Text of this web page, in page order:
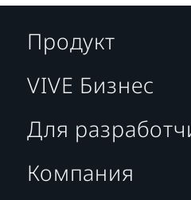
Продукт
VIVE Бизнес
Для
Компания